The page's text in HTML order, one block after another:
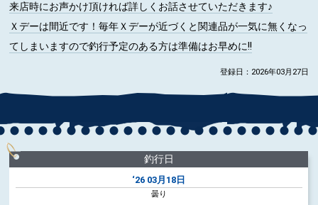
来店時にお声かけ頂ければ詳しくお話させていただきます♪
Ｘデーは間近です！毎年Ｘデーが近づくと関連品が一気に無くなっ
てしまいますので釣行予定のある方は準備はお早めに!!
登録日：2026年03月27日
釣行日
‘26 03月18日
曇り